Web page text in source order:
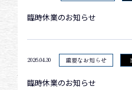
臨時休業のお知らせ
2026.04.30 重要なお知らせ
臨時休業のお知らせ